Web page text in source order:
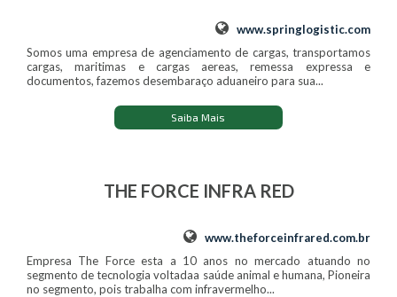
www.springlogistic.com
Somos uma empresa de agenciamento de cargas, transportamos
cargas, maritimas e cargas aereas, remessa expressa e
documentos, fazemos desembaraço aduaneiro para sua...
Saiba Mais
THE FORCE INFRA RED
www.theforceinfrared.com.br
Empresa The Force esta a 10 anos no mercado atuando no
segmento de tecnologia voltadaa saúde animal e humana, Pioneira
no segmento, pois trabalha com infravermelho...